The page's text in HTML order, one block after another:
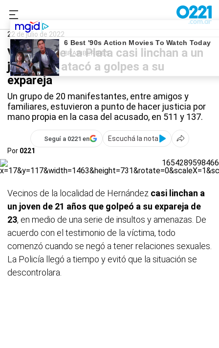
0221.com.ar
22 de julio de 2022
Vecinos de La Plata casi linchan a un
joven que atacó a golpes a su
expareja
Un grupo de 20 manifestantes, entre amigos y
familiares, estuvieron a punto de hacer justicia por
mano propia en la casa del acusado, en 511 y 137.
Seguí a 0221 en
Escuchá la nota
Por 0221
Vecinos de la localidad de Hernández casi linchan a
un joven de 21 años que golpeó a su expareja de
23, en medio de una serie de insultos y amenazas. De
acuerdo con el testimonio de la víctima, todo
comenzó cuando se negó a tener relaciones sexuales.
La Policía llegó a tiempo y evitó que la situación se
descontrolara.